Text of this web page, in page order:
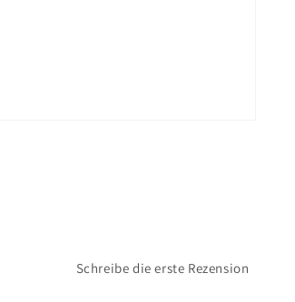
Schreibe die erste Rezension